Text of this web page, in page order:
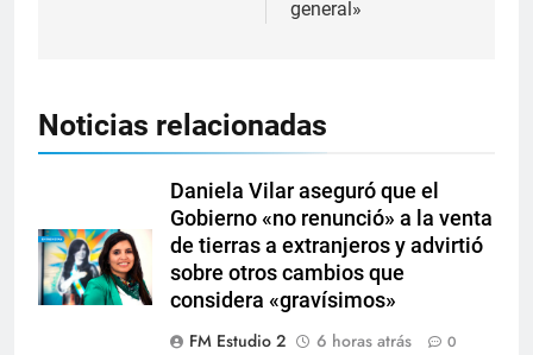
general»
Noticias relacionadas
Daniela Vilar aseguró que el
Gobierno «no renunció» a la venta
de tierras a extranjeros y advirtió
sobre otros cambios que
considera «gravísimos»
FM Estudio 2
6 horas atrás 0